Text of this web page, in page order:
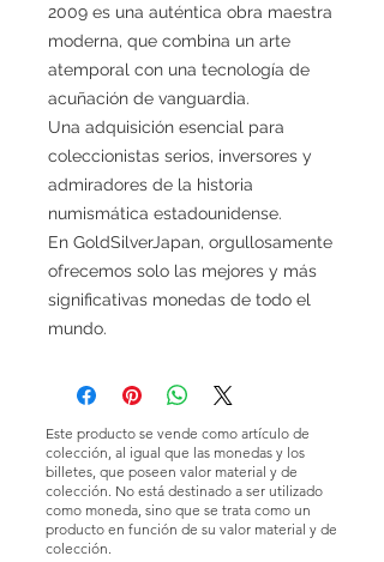
2009 es una auténtica obra maestra
moderna, que combina un arte
atemporal con una tecnología de
acuñación de vanguardia.
Una adquisición esencial para
coleccionistas serios, inversores y
admiradores de la historia
numismática estadounidense.
En GoldSilverJapan, orgullosamente
ofrecemos solo las mejores y más
significativas monedas de todo el
mundo.
Este producto se vende como artículo de
colección, al igual que las monedas y los
billetes, que poseen valor material y de
colección. No está destinado a ser utilizado
como moneda, sino que se trata como un
producto en función de su valor material y de
colección.